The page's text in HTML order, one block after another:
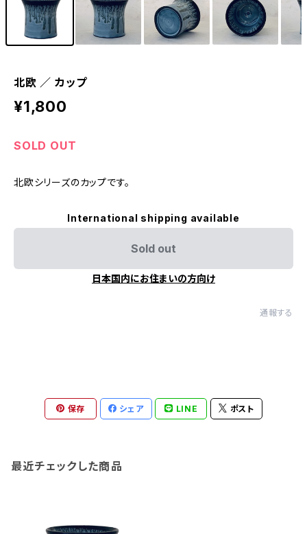
北欧 ／ カップ
¥1,800
SOLD OUT
北欧シリーズのカップです。
International shipping available
Sold out
日本国内にお住まいの方向け
通報する
保存 シェア LINE ポスト
最近チェックした商品